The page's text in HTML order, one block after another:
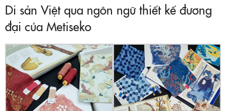
Di sản Việt qua ngôn ngữ thiết kế đương
đại của Metiseko